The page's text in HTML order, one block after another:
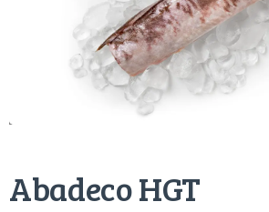
Abadeco HGT